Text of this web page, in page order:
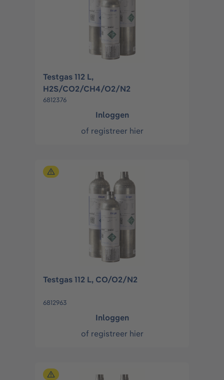
Testgas 112 L,
H2S/CO2/CH4/O2/N2
6812376
Inloggen
of registreer hier
Testgas 112 L, CO/O2/N2
6812963
Inloggen
of registreer hier